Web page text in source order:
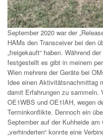
September 2020 war der
HAMs den Transceiver bei den
„freigekauft“ haben. Während
festgestellt es gibt in meinem
Wien mehrere der Geräte bei
Idee einen Aktivitätsnachmittag
damit Erfahrungen zu sammeln.
OE1WBS und OE1IAH, wegen
Terminkonflikte. Dennoch ein
September auf der Kuhheide
„verhinderten“ konnte eine